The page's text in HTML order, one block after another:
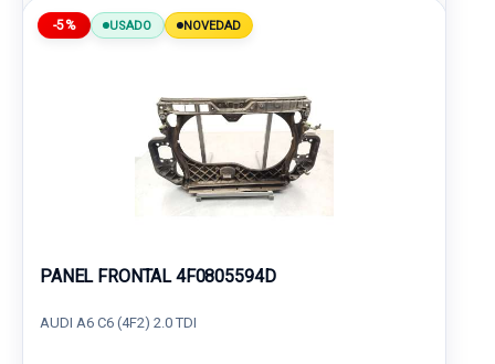
-5% USADO NOVEDAD
PANEL FRONTAL 4F0805594D
AUDI A6 C6 (4F2) 2.0 TDI